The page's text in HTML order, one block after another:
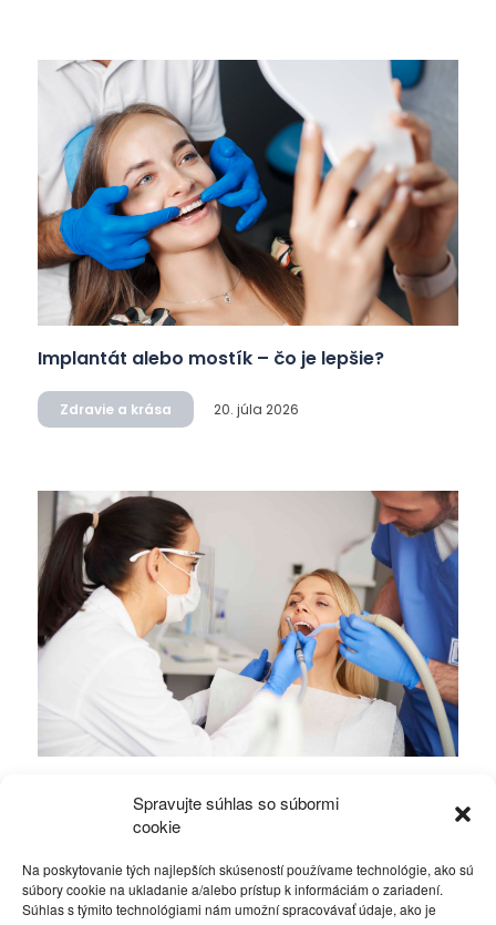
Spravujte súhlas so súbormi
cookie
Na poskytovanie tých najlepších skúseností používame technológie, ako sú
súbory cookie na ukladanie a/alebo prístup k informáciám o zariadení.
Súhlas s týmito technológiami nám umožní spracovávať údaje, ako je
Implantát alebo mostík – čo je lepšie?
Zdravie a krása 20. júla 2026
neodkladať?
Zdravie a krása 15. júla 2026